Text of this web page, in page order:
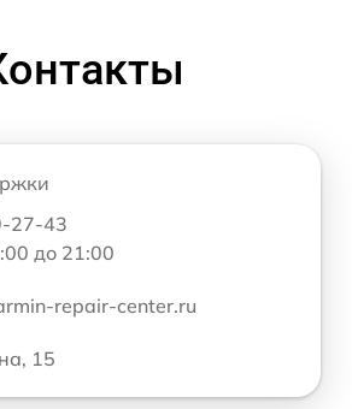
27-43
до 21:00
repair-center.ru
15